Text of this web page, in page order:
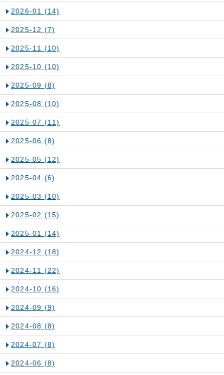
2026-01 (14)
2025-12 (7)
2025-11 (10)
2025-10 (10)
2025-09 (8)
2025-08 (10)
2025-07 (11)
2025-06 (8)
2025-05 (12)
2025-04 (6)
2025-03 (10)
2025-02 (15)
2025-01 (14)
2024-12 (18)
2024-11 (22)
2024-10 (16)
2024-09 (9)
2024-08 (8)
2024-07 (8)
2024-06 (8)